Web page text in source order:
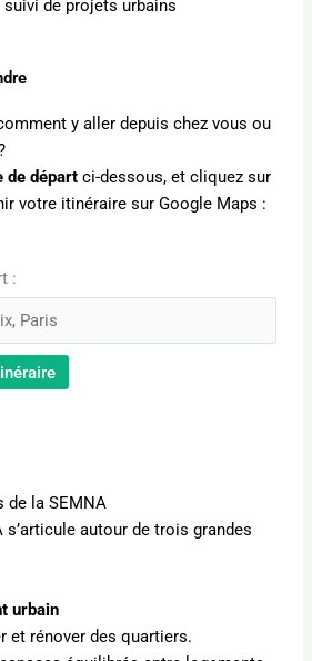
suivi de projets urbains
y aller depuis chez vous ou
de départ ci-dessous, et cliquez sur
votre itinéraire sur Google Maps :
:
de la SEMNA
s’articule autour de trois grandes
urbain
et rénover des quartiers.